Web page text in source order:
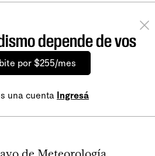
depende de vos
por $255/mes
una cuenta Ingresá